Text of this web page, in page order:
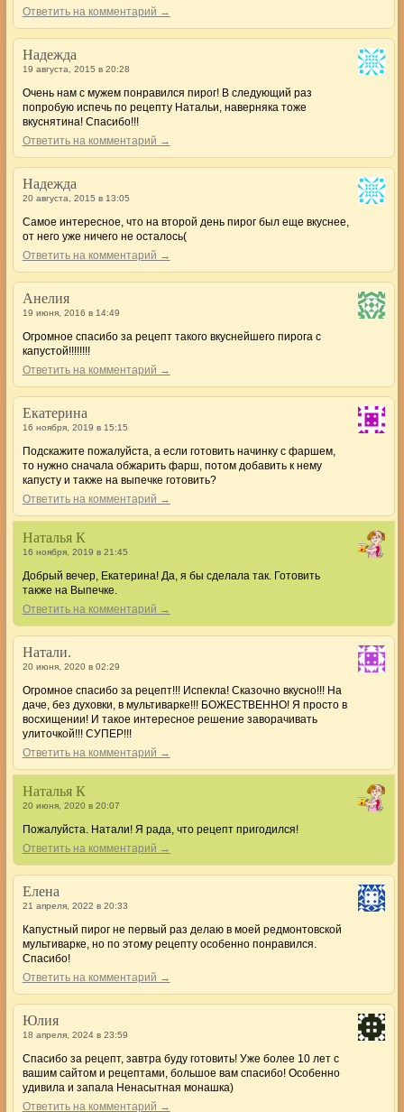
Ответить на комментарий →
Надежда
19 августа, 2015 в 20:28
Очень нам с мужем понравился пирог! В следующий раз
попробую испечь по рецепту Натальи, наверняка тоже
вкуснятина! Спасибо!!!
Ответить на комментарий →
Надежда
20 августа, 2015 в 13:05
Самое интересное, что на второй день пирог был еще вкуснее,
от него уже ничего не осталось(
Ответить на комментарий →
Анелия
19 июня, 2016 в 14:49
Огромное спасибо за рецепт такого вкуснейшего пирога с
капустой!!!!!!!!
Ответить на комментарий →
Екатерина
16 ноября, 2019 в 15:15
Подскажите пожалуйста, а если готовить начинку с фаршем,
то нужно сначала обжарить фарш, потом добавить к нему
капусту и также на выпечке готовить?
Ответить на комментарий →
Наталья К
16 ноября, 2019 в 21:45
Добрый вечер, Екатерина! Да, я бы сделала так. Готовить
также на Выпечке.
Ответить на комментарий →
Натали.
20 июня, 2020 в 02:29
Огромное спасибо за рецепт!!! Испекла! Сказочно вкусно!!! На
даче, без духовки, в мультиварке!!! БОЖЕСТВЕННО! Я просто в
восхищении! И такое интересное решение заворачивать
улиточкой!!! СУПЕР!!!
Ответить на комментарий →
Наталья К
20 июня, 2020 в 20:07
Пожалуйста. Натали! Я рада, что рецепт пригодился!
Ответить на комментарий →
Елена
21 апреля, 2022 в 20:33
Капустный пирог не первый раз делаю в моей редмонтовской
мультиварке, но по этому рецепту особенно понравился.
Спасибо!
Ответить на комментарий →
Юлия
18 апреля, 2024 в 23:59
Спасибо за рецепт, завтра буду готовить! Уже более 10 лет с
вашим сайтом и рецептами, большое вам спасибо! Особенно
удивила и запала Ненасытная монашка)
Ответить на комментарий →